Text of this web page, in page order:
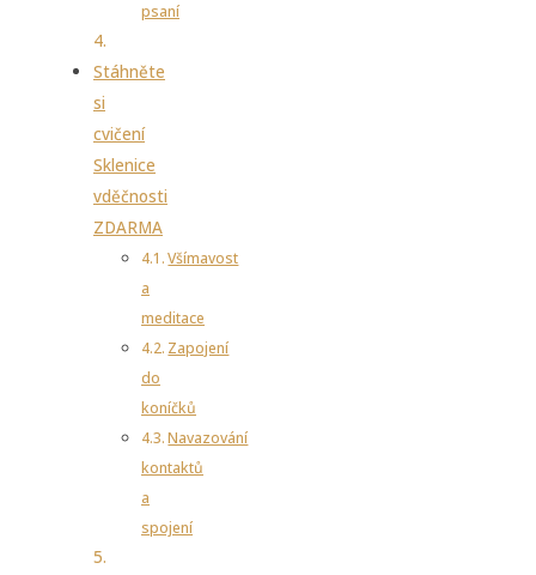
psaní
Stáhněte
si
cvičení
Sklenice
vděčnosti
ZDARMA
Všímavost
a
meditace
Zapojení
do
koníčků
Navazování
kontaktů
a
spojení